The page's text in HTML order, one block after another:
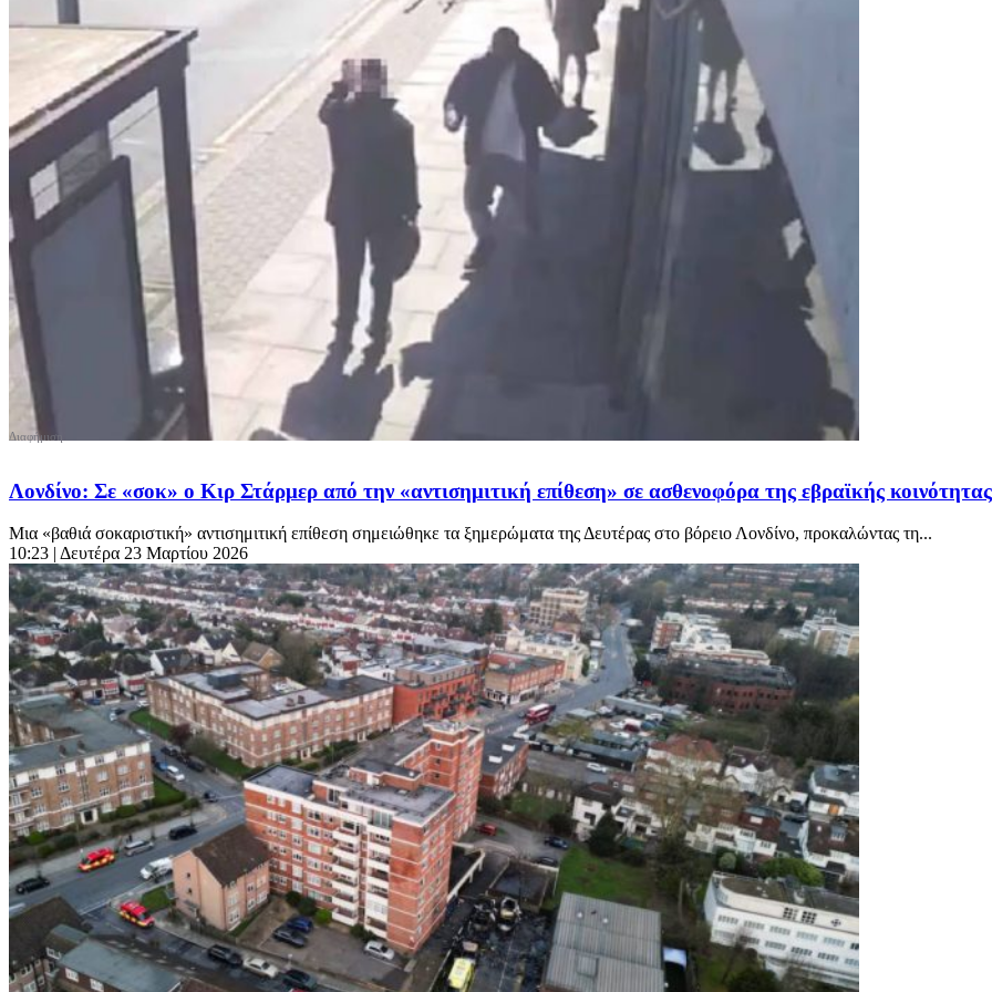
Λονδίνο: Σε «σοκ» o Κιρ Στάρμερ από την «αντισημιτική επίθεση» σε ασθενοφόρα της εβραϊκής
Μια «βαθιά σοκαριστική» αντισημιτική επίθεση σημειώθηκε τα ξημερώματα της Δευτέρας στο βόρειο Λονδίνο, προκαλώντας τη...
10:23 | Δευτέρα 23 Μαρτίου 2026